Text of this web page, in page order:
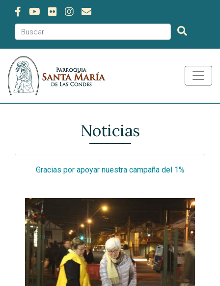
Noticias
Gracias por apoyar nuestra campaña del 1%